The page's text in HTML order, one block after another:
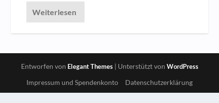
Weiterlesen
Entworfen von Elegant Themes| Unterstützt von WordPress
Impressum und Spendenkonto Datenschutzerklärung